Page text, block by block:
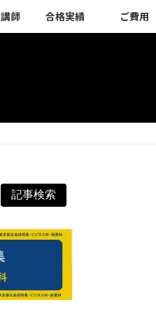
講師 合格実績 ご費用
記事検索